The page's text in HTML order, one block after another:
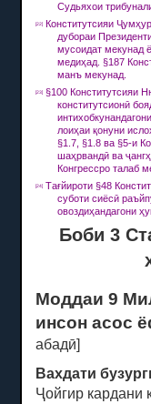
Судьяхои
[22]
Конститутсияи
дубораи
мусоидат мекунад
медиҳад.§187
манъ мекунад.
[23]
§100 Конститутсияи
конститутсионӣ
лоиҳаи қонуни
§1.7, §1.8 ва §5-и
шаҳрвандӣ ва
Конгрессро талаб
[24]
Тағйироти §48
суботи сиёсӣ
овоздиҳандагони
Боби 3
Моддаи 9
инсон асос
абадӣ]
Вахдати
Ҷойгир